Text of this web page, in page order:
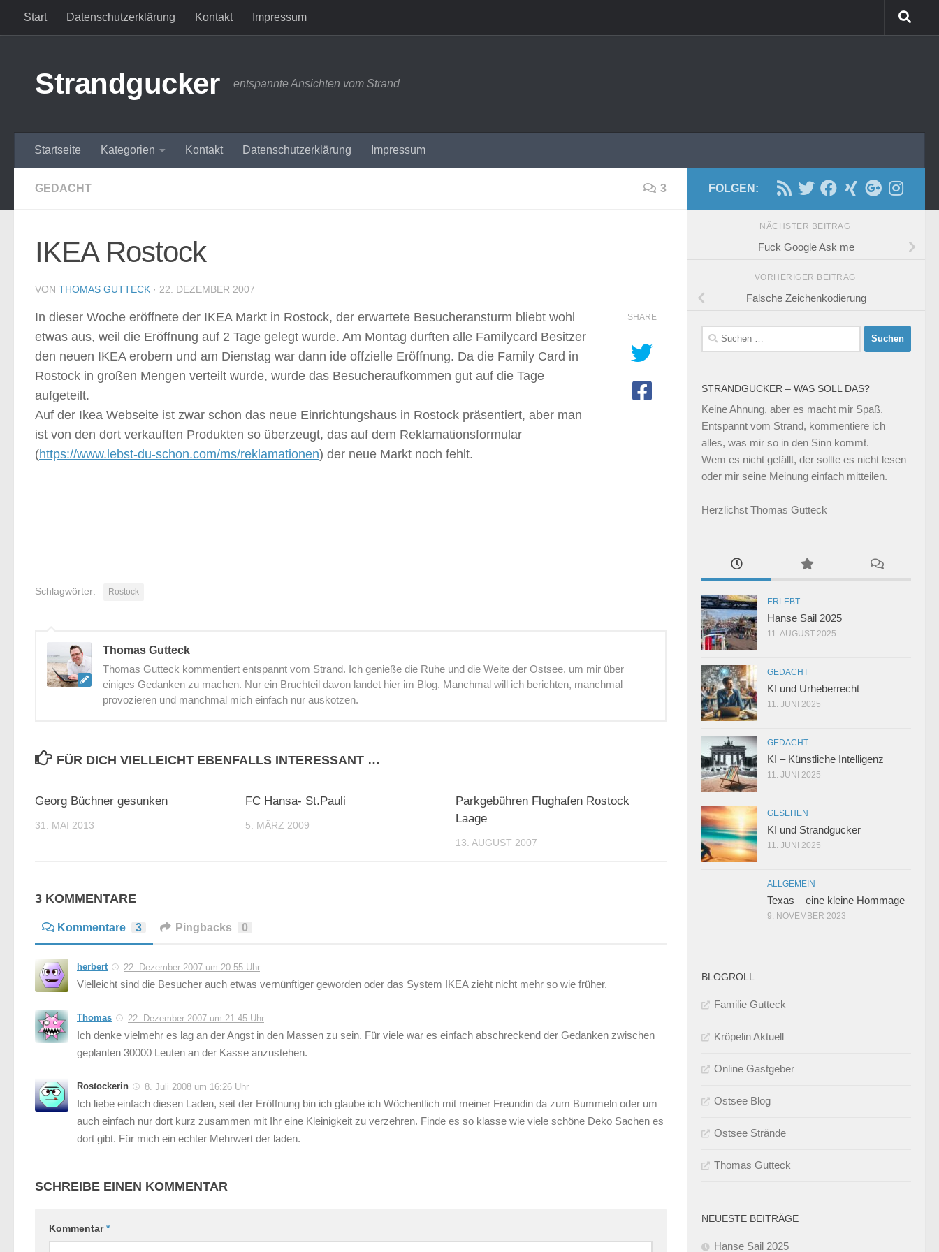
Zum Inhalt springen
Start Datenschutzerklärung Kontakt Impressum
Strandgucker entspannte Ansichten vom Strand
Startseite Kategorien Kontakt Datenschutzerklärung Impressum
GEDACHT 3
IKEA Rostock
VON THOMAS GUTTECK · 22. DEZEMBER 2007
In dieser Woche eröffnete der IKEA Markt in Rostock, der erwartete Besucheransturm bliebt wohl
etwas aus, weil die Eröffnung auf 2 Tage gelegt wurde. Am Montag durften alle Familycard Besitzer
den neuen IKEA erobern und am Dienstag war dann ide offzielle Eröffnung. Da die Family Card in
Rostock in großen Mengen verteilt wurde, wurde das Besucheraufkommen gut auf die Tage
aufgeteilt.
Auf der Ikea Webseite ist zwar schon das neue Einrichtungshaus in Rostock präsentiert, aber man
ist von den dort verkauften Produkten so überzeugt, das auf dem Reklamationsformular
(https://www.lebst-du-schon.com/ms/reklamationen) der neue Markt noch fehlt.
SHARE
Schlagwörter: Rostock
Thomas Gutteck
Thomas Gutteck kommentiert entspannt vom Strand. Ich genieße die Ruhe und die Weite der Ostsee, um mir über
einiges Gedanken zu machen. Nur ein Bruchteil davon landet hier im Blog. Manchmal will ich berichten, manchmal
provozieren und manchmal mich einfach nur auskotzen.
FÜR DICH VIELLEICHT EBENFALLS INTERESSANT …
Georg Büchner gesunken
31. MAI 2013
FC Hansa- St.Pauli
5. MÄRZ 2009
Parkgebühren Flughafen Rostock
Laage
13. AUGUST 2007
3 KOMMENTARE
Kommentare 3 Pingbacks 0
herbert 22. Dezember 2007 um 20:55 Uhr
Vielleicht sind die Besucher auch etwas vernünftiger geworden oder das System IKEA zieht nicht mehr so wie früher.
Thomas 22. Dezember 2007 um 21:45 Uhr
Ich denke vielmehr es lag an der Angst in den Massen zu sein. Für viele war es einfach abschreckend der Gedanken zwischen
geplanten 30000 Leuten an der Kasse anzustehen.
Rostockerin 8. Juli 2008 um 16:26 Uhr
Ich liebe einfach diesen Laden, seit der Eröffnung bin ich glaube ich Wöchentlich mit meiner Freundin da zum Bummeln oder um
auch einfach nur dort kurz zusammen mit Ihr eine Kleinigkeit zu verzehren. Finde es so klasse wie viele schöne Deko Sachen es
dort gibt. Für mich ein echter Mehrwert der laden.
SCHREIBE EINEN KOMMENTAR
Kommentar*
FOLGEN:
NÄCHSTER BEITRAG
Fuck Google Ask me
VORHERIGER BEITRAG
Falsche Zeichenkodierung
Suchen
nach:
STRANDGUCKER – WAS SOLL DAS?
Keine Ahnung, aber es macht mir Spaß.
Entspannt vom Strand, kommentiere ich
alles, was mir so in den Sinn kommt.
Wem es nicht gefällt, der sollte es nicht lesen
oder mir seine Meinung einfach mitteilen.
Herzlichst Thomas Gutteck
ERLEBT
Hanse Sail 2025
11. AUGUST 2025
GEDACHT
KI und Urheberrecht
11. JUNI 2025
GEDACHT
KI – Künstliche Intelligenz
11. JUNI 2025
GESEHEN
KI und Strandgucker
11. JUNI 2025
ALLGEMEIN
Texas – eine kleine Hommage
9. NOVEMBER 2023
BLOGROLL
Familie Gutteck
Kröpelin Aktuell
Online Gastgeber
Ostsee Blog
Ostsee Strände
Thomas Gutteck
NEUESTE BEITRÄGE
Hanse Sail 2025